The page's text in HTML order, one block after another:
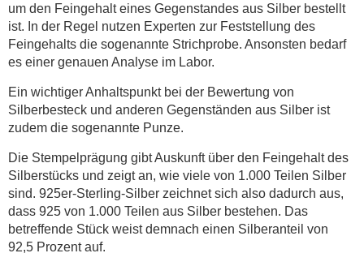
um den Feingehalt eines Gegenstandes aus Silber bestellt
ist. In der Regel nutzen Experten zur Feststellung des
Feingehalts die sogenannte Strichprobe. Ansonsten bedarf
es einer genauen Analyse im Labor.
Ein wichtiger Anhaltspunkt bei der Bewertung von
Silberbesteck und anderen Gegenständen aus Silber ist
zudem die sogenannte Punze.
Die Stempelprägung gibt Auskunft über den Feingehalt des
Silberstücks und zeigt an, wie viele von 1.000 Teilen Silber
sind. 925er-Sterling-Silber zeichnet sich also dadurch aus,
dass 925 von 1.000 Teilen aus Silber bestehen. Das
betreffende Stück weist demnach einen Silberanteil von
92,5 Prozent auf.